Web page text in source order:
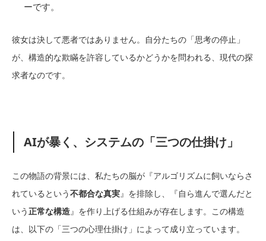
ーです。
彼女は決して悪者ではありません。自分たちの「思考の停止」
が、構造的な欺瞞を許容しているかどうかを問われる、現代の探
求者なのです。
AIが暴く、システムの「三つの仕掛け」
この物語の背景には、私たちの脳が『アルゴリズムに飼いならさ
れているという不都合な真実』を排除し、『自ら進んで選んだと
いう正常な構造』を作り上げる仕組みが存在します。この構造
は、以下の「三つの心理仕掛け」によって成り立っています。